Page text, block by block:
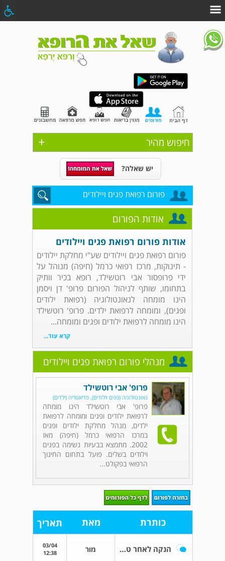
+ חיפוש מהיר
יש שאלה?
פורום רפואת פגים ויילודים
אודות הפורום
אודות פורום רפואת פגים ויילודים
פורום רפואת פגים ויילודים שע"י מחלקת יילודים
- תינוקות, מרכז רפואי כרמל (חיפה) מנוהל על
ידי פרופסור אבי רוטשילד, רופא בכיר וותיק
בתחומו, שותף לניהול הפורום פרופ' דן ויסמן
הינו מומחה לנאונטולוגיה (רפואת ילודים
ופגים), ומומחה לרפואת ילדים. פרופ' רוטשילד
הינו מומחה לרפואת ילודים ופגים ומומחה...
קרא עוד...
מנהלי פורום רפואת פגים ויילודים
פרופ' אבי רוטשילד
נאונטולוגיה (פגים וילודים), פדיאטריה (ילדים)
פרופ' אבי רוטשילד הינו מומחה
לרפואת ילודים ופגים ומומחה לרפואת
ילדים, מנהל מחלקת ילודים ופגים
במרכז הרפואי כרמל (חיפה) מאז
2002. מתמצא בבעיות נשימה בפגים
וילודים בשלים. פועל בתחום החינוך
הרפואי בפקולט...
כותרת מאת תאריך
הנקה לאחר טיפול שיניים מור
03/04
12:38